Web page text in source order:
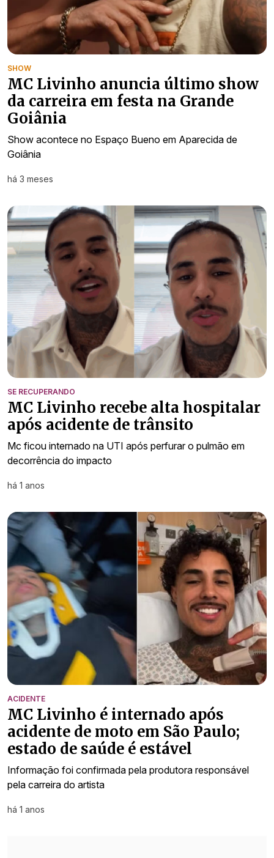
SHOW
MC Livinho anuncia último show
da carreira em festa na Grande
Goiânia
Show acontece no Espaço Bueno em Aparecida de
Goiânia
há 3 meses
SE RECUPERANDO
MC Livinho recebe alta hospitalar
após acidente de trânsito
Mc ficou internado na UTI após perfurar o pulmão em
decorrência do impacto
há 1 anos
ACIDENTE
MC Livinho é internado após
acidente de moto em São Paulo;
estado de saúde é estável
Informação foi confirmada pela produtora responsável
pela carreira do artista
há 1 anos